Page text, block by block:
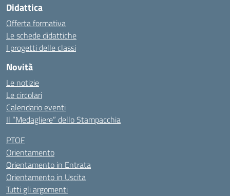
Didattica
Offerta formativa
Le schede didattiche
I progetti delle classi
Novità
Le notizie
Le circolari
Calendario eventi
Il “Medagliere” dello Stampacchia
PTOF
Orientamento
Orientamento in Entrata
Orientamento in Uscita
Tutti gli argomenti